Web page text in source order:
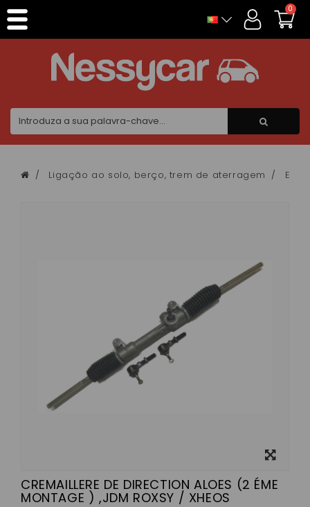
0
Ligação ao solo, berço, trem de aterragem
CREMAILLERE DE DIRECTION ALOES (2 ÉME
MONTAGE ) ,JDM ROXSY / XHEOS
Painel de Gerenciamento de Cookies